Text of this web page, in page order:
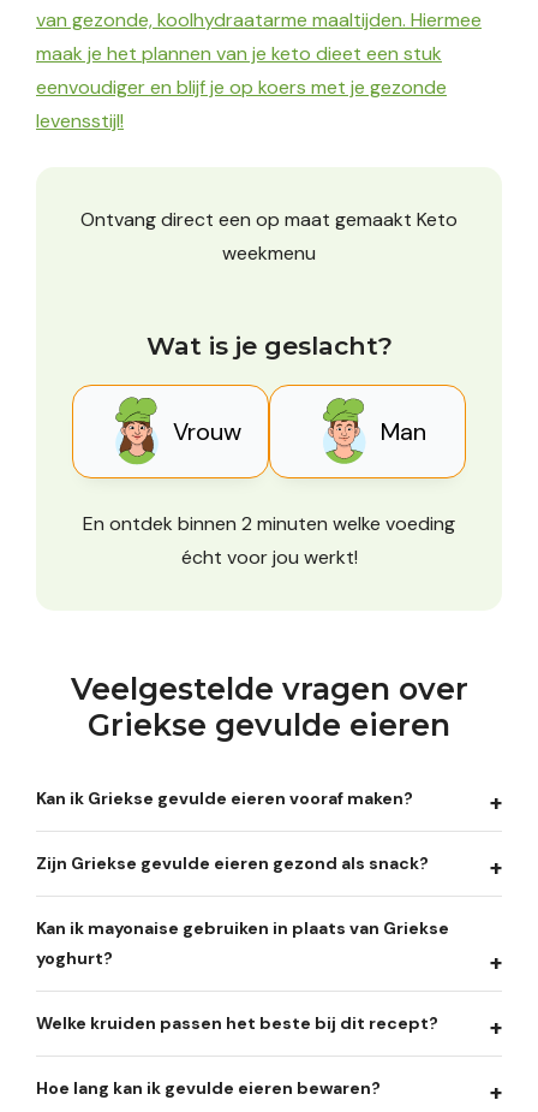
van gezonde, koolhydraatarme maaltijden. Hiermee
maak je het plannen van je keto dieet een stuk
eenvoudiger en blijf je op koers met je gezonde
levensstijl!
Ontvang direct een op maat gemaakt Keto
weekmenu
Wat is je geslacht?
Vrouw Man
En ontdek binnen 2 minuten welke voeding
écht voor jou werkt!
Veelgestelde vragen over
Griekse gevulde eieren
Kan ik Griekse gevulde eieren vooraf maken?
Zijn Griekse gevulde eieren gezond als snack?
Kan ik mayonaise gebruiken in plaats van Griekse
yoghurt?
Welke kruiden passen het beste bij dit recept?
Hoe lang kan ik gevulde eieren bewaren?